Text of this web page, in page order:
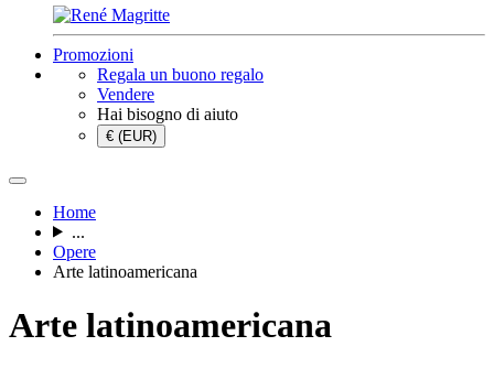
Promozioni
Regala un buono regalo
Vendere
Hai bisogno di aiuto
€ (EUR)
Home
...
Opere
Arte latinoamericana
Arte latinoamericana